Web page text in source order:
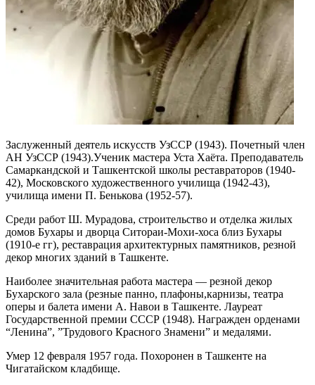
Заслуженный деятель искусств УзССР (1943). Почетный член
АН УзССР (1943).Ученик мастера Уста Хаёта. Преподаватель
Самаркандской и Ташкентской школы реставраторов (1940-
42), Московского художественного училища (1942-43),
училища имени П. Бенькова (1952-57).
Среди работ Ш. Мурадова, строительство и отделка жилых
домов Бухары и дворца Ситораи-Мохи-хоса близ Бухары
(1910-е гг), реставрация архитектурных памятников, резной
декор многих зданий в Ташкенте.
Наиболее значительная работа мастера — резной декор
Бухарского зала (резные панно, плафоны,карнизы, театра
оперы и балета имени А. Навои в Ташкенте. Лауреат
Государственной премии СССР (1948). Награжден орденами
“Ленина”, ”Трудового Красного Знамени” и медалями.
Умер 12 февраля 1957 года. Похоронен в Ташкенте на
Чигатайском кладбище.